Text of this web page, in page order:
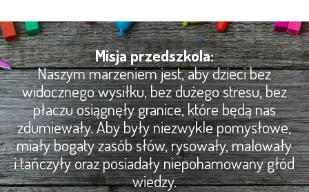
Misja przedszkola:
Naszym marzeniem jest, aby dzieci bez
widocznego wysiłku, bez dużego stresu, bez
płaczu osiągnęły granice, które będą nas
zdumiewały. Aby były niezwykle pomysłowe,
miały bogaty zasób słów, rysowały, malowały
i tańczyły oraz posiadały niepohamowany głód
wiedzy.